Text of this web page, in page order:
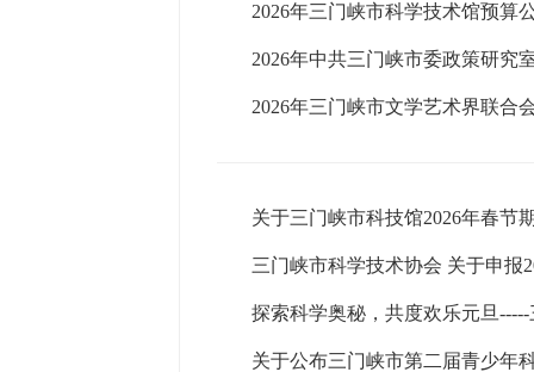
2026年三门峡市科学技术馆预算
2026年中共三门峡市委政策研究
2026年三门峡市文学艺术界联合
关于三门峡市科技馆2026年春节
三门峡市科学技术协会 关于申报
探索科学奥秘，共度欢乐元旦
关于公布三门峡市第二届青少年